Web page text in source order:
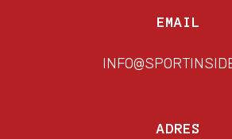
EMAIL
ADRES